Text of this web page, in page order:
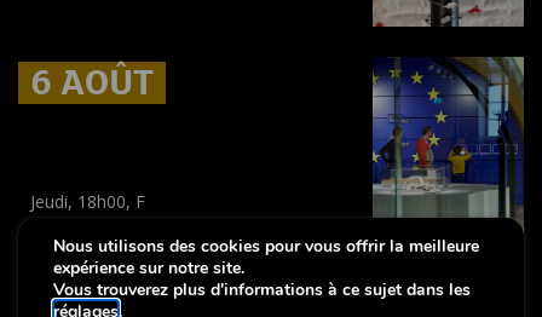
6 AOÛT
6 AOÛT
6 AOÛT
Jeudi, 18h00, F
Tout public)
Nous utilisons des cookies pour vous offrir la meilleure
expérience sur notre site.
Vous trouverez plus d'informations à ce sujet dans les
réglages.